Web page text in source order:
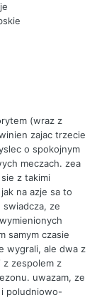
(wraz z
zajac trzecie
o spokojnym
meczach. zea
z takimi
na azje sa to
ze
samym czasie
wygrali, ale dwa z
z zespolem z
uwazam, ze
i poludniowo-